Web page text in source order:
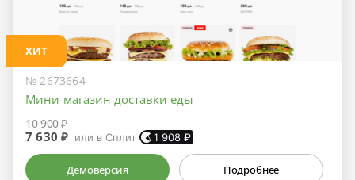
ХИТ
№ 2673664
Мини-магазин доставки еды
10 900 ₽
7 630 ₽ или в Сплит 1 908 ₽
Демоверсия Подробнее